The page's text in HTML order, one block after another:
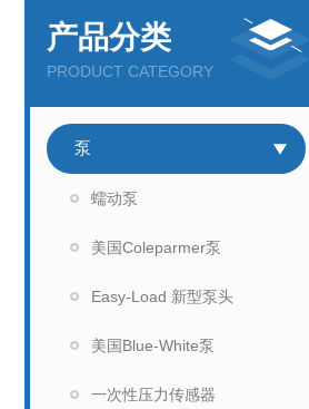
产品分类
PRODUCT CATEGORY
泵
蠕动泵
美国Coleparmer泵
Easy-Load 新型泵头
美国Blue-White泵
一次性压力传感器